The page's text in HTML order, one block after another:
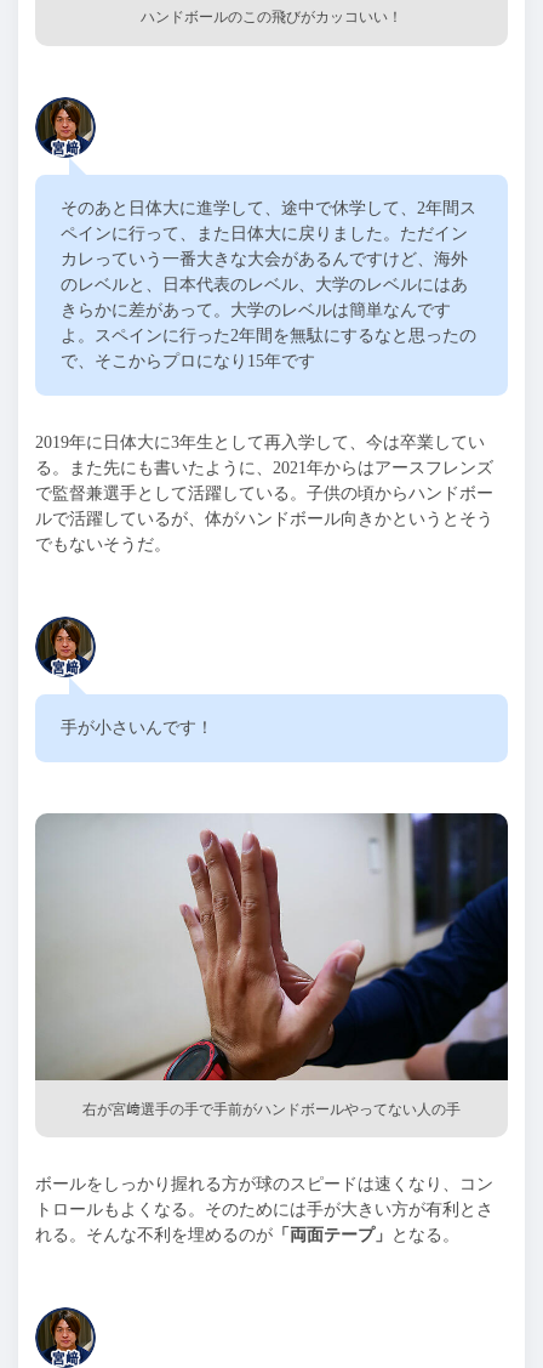
ハンドボールのこの飛びがカッコいい！
そのあと日体大に進学して、途中で休学して、 2年間ス
ペインに行って、また日体大に戻りました。ただイン
カレっていう一番大きな大会があるんですけど、海外
のレベルと、日本代表のレベル、大学のレベルにはあ
きらかに差があって。大学のレベルは簡単なんです
よ。スペインに行った2年間を無駄にするなと思ったの
で、そこからプロになり 15年です
2019年に日体大に3年生として再入学して、今は卒業してい
る。また先にも書いたように、 2021 年からはアースフレンズ
で監督兼選手として活躍している。子供の頃からハンドボー
ルで活躍しているが、体がハンドボール向きかというとそう
でもないそうだ。
手が小さいんです！
右が宮﨑選手の手で手前がハンドボールやってない人の手
ボールをしっかり握れる方が球のスピードは速くなり、コン
トロールもよくなる。そのためには手が大きい方が有利とさ
れる。そんな不利を埋めるのが 「両面テープ」 となる。